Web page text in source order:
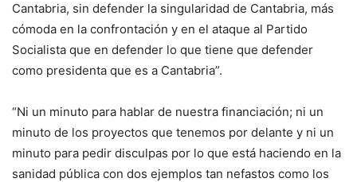
Cantabria, sin defender la singularidad de Cantabria, más
cómoda en la confrontación y en el ataque al Partido
Socialista que en defender lo que tiene que defender
como presidenta que es a Cantabria”.
“Ni un minuto para hablar de nuestra financiación; ni un
minuto de los proyectos que tenemos por delante y ni un
minuto para pedir disculpas por lo que está haciendo en la
sanidad pública con dos ejemplos tan nefastos como los